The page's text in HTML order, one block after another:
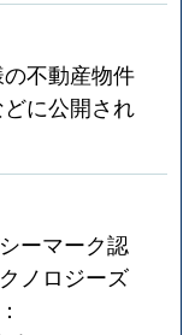
不動産物件
に公開され
ーマーク認
ノロジーズ